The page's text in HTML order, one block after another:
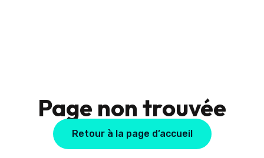
Page non trouvée
Retour à la page d’accueil